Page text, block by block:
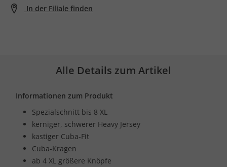
In der Filiale finden
Alle Details zum Artikel
Informationen zum Produkt
Spezialschnitt bis 8 XL
kerniger, schwerer Heavy Jersey
kastiger Cuba-Fit
Cuba-Kragen
ab 4 XL größere Knöpfe